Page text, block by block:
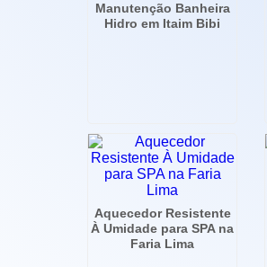
Manutenção Banheira
Hidro em Itaim Bibi
Aquecedor Resistente
À Umidade para SPA na
Faria Lima